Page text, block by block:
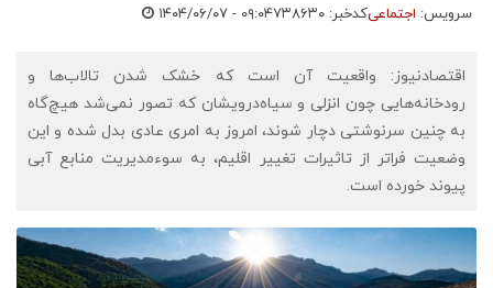
سرویس: اجتماعیکدخبر: ۷۳۸۶۳۰ ۱۴۰۴/۰۶/۰۷ - ۰۹:۰۴
اقتصادنیوز: واقعیت آن است که خشک شدن تالاب‌ها و
رودخانه‌هایی چون انزلی و سیاه‌درویشان که تصور نمی‌شد هیچ‌گاه
به چنین سرنوشتی دچار شوند، امروز به امری عادی بدل شده و این
وضعیت فراتر از تاثیرات تغییر اقلیم، به سوءمدیریت منابع آبی
پیوند خورده است.